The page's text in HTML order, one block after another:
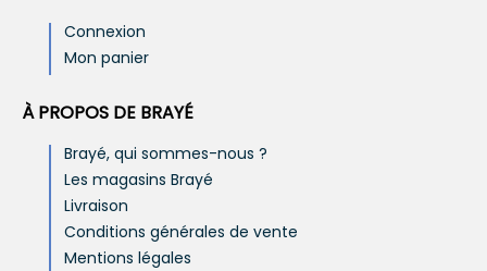
Connexion
Mon panier
À PROPOS DE BRAYÉ
Brayé, qui sommes-nous ?
Les magasins Brayé
Livraison
Conditions générales de vente
Mentions légales